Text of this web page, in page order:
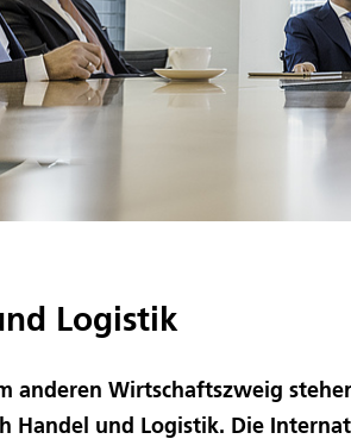
Logistik
anderen Wirtschaftszweig
Handel und Logistik. Die